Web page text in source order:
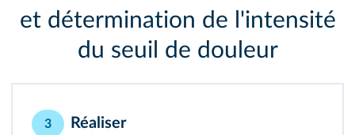
et détermination de l'intensité
du seuil de douleur
3 Réaliser